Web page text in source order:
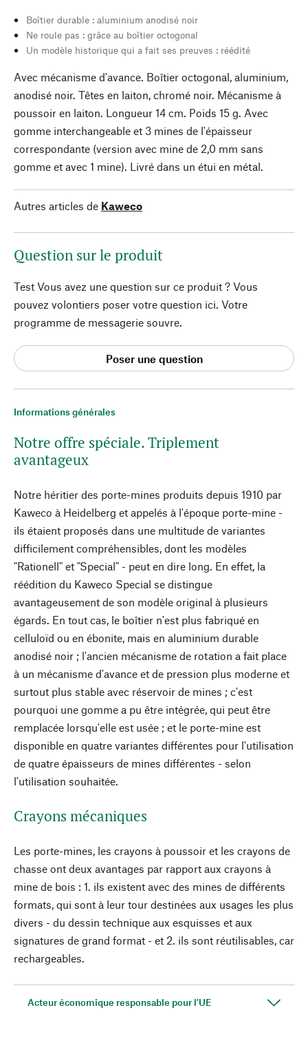
Informations générales
Notre offre spéciale. Triplement
avantageux
Notre héritier des porte-mines produits depuis 1910 par
Kaweco à Heidelberg et appelés à l'époque porte-mine -
ils étaient proposés dans une multitude de variantes
difficilement compréhensibles, dont les modèles
"Rationell" et "Special" - peut en dire long. En effet, la
réédition du Kaweco Special se distingue
avantageusement de son modèle original à plusieurs
égards. En tout cas, le boîtier n'est plus fabriqué en
celluloïd ou en ébonite, mais en aluminium durable
anodisé noir ; l'ancien mécanisme de rotation a fait place
à un mécanisme d'avance et de pression plus moderne et
surtout plus stable avec réservoir de mines ; c'est
pourquoi une gomme a pu être intégrée, qui peut être
remplacée lorsqu'elle est usée ; et le porte-mine est
disponible en quatre variantes différentes pour l'utilisation
de quatre épaisseurs de mines différentes - selon
l'utilisation souhaitée.
Crayons mécaniques
Les porte-mines, les crayons à poussoir et les crayons de
chasse ont deux avantages par rapport aux crayons à
mine de bois : 1. ils existent avec des mines de différents
formats, qui sont à leur tour destinées aux usages les plus
divers - du dessin technique aux esquisses et aux
signatures de grand format - et 2. ils sont réutilisables, car
rechargeables.
Acteur économique responsable pour l'UE
Boîtier durable : aluminium anodisé noir
Ne roule pas : grâce au boîtier octogonal
Un modèle historique qui a fait ses preuves : réédité
Avec mécanisme d'avance. Boîtier octogonal, aluminium,
anodisé noir. Têtes en laiton, chromé noir. Mécanisme à
poussoir en laiton. Longueur 14 cm. Poids 15 g. Avec
gomme interchangeable et 3 mines de l'épaisseur
correspondante (version avec mine de 2,0 mm sans
gomme et avec 1 mine). Livré dans un étui en métal.
Autres articles de Kaweco
Question sur le produit
Test Vous avez une question sur ce produit ? Vous
pouvez volontiers poser votre question ici. Votre
programme de messagerie souvre.
Poser une question